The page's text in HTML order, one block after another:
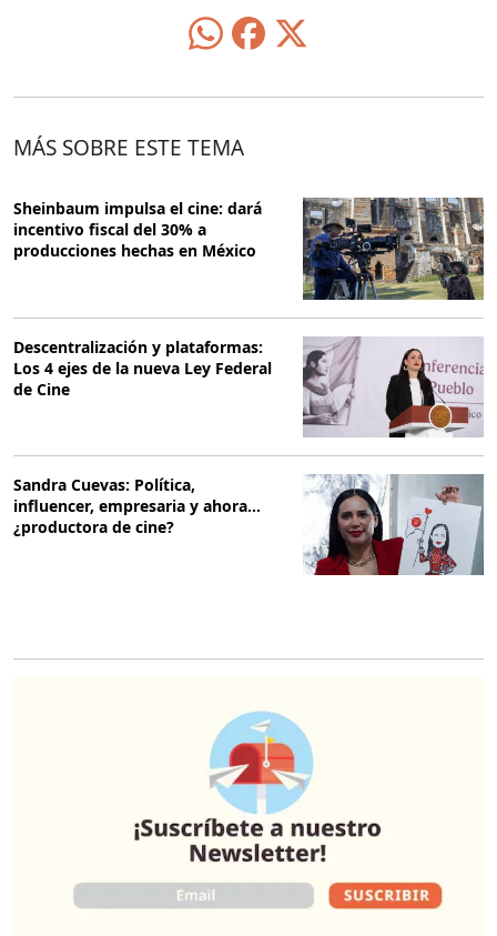
MÁS SOBRE ESTE TEMA
Sheinbaum impulsa el cine: dará
incentivo fiscal del 30% a
producciones hechas en México
Descentralización y plataformas:
Los 4 ejes de la nueva Ley Federal
de Cine
Sandra Cuevas: Política,
influencer, empresaria y ahora...
¿productora de cine?